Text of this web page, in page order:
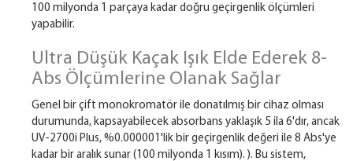
100 milyonda 1 parçaya kadar doğru geçirgenlik ölçümleri
yapabilir.
Ultra Düşük Kaçak Işık Elde Ederek 8-
Abs Ölçümlerine Olanak Sağlar
Genel bir çift monokromatör ile donatılmış bir cihaz olması
durumunda, kapsayabilecek absorbans yaklaşık 5 ila 6'dır, ancak
UV-2700i Plus, %0.000001'lik bir geçirgenlik değeri ile 8 Abs'ye
kadar bir aralık sunar (100 milyonda 1 kısım). ). Bu sistem,